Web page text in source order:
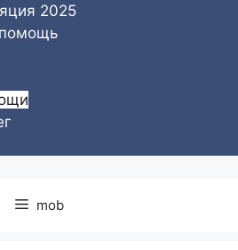
2025
mob